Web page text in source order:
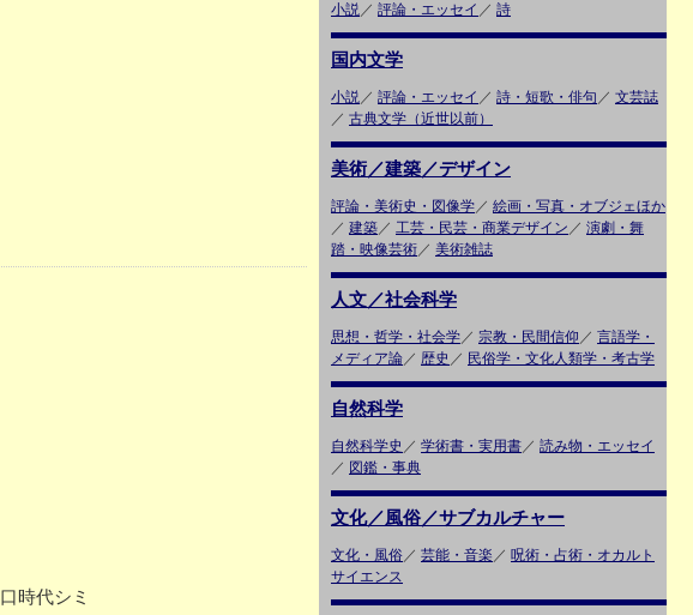
時代シミ
小説／ 評論・エッセイ ／ 詩
国内文学
小説／ 評論・エッセイ ／ 詩・短歌・俳句 ／ 文芸誌
／ 古典文学（近世以前）
美術／建築／デザイン
評論・美術史・図像学／ 絵画・写真・オブジェほか
／ 建築／ 工芸・民芸・商業デザイン ／ 演劇・舞
踏・映像芸術／ 美術雑誌
人文／社会科学
思想・哲学・社会学／ 宗教・民間信仰 ／ 言語学・
メディア論／ 歴史 ／ 民俗学・文化人類学・考古学
自然科学
自然科学史 ／ 学術書・実用書／ 読み物・エッセイ
／ 図鑑・事典
文化／風俗／サブカルチャー
文化・風俗／ 芸能・音楽 ／ 呪術・占術・オカルト
サイエンス